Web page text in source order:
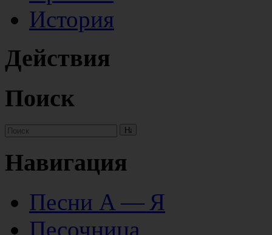
История
Действия
Поиск
Навигация
Песни А — Я
Песочница